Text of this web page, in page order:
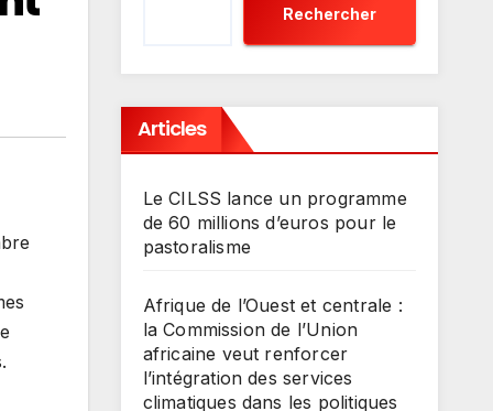
Rechercher
Articles
Le CILSS lance un programme
de 60 millions d’euros pour le
pastoralisme
Afrique de l’Ouest et centrale :
la Commission de l’Union
africaine veut renforcer
l’intégration des services
climatiques dans les politiques